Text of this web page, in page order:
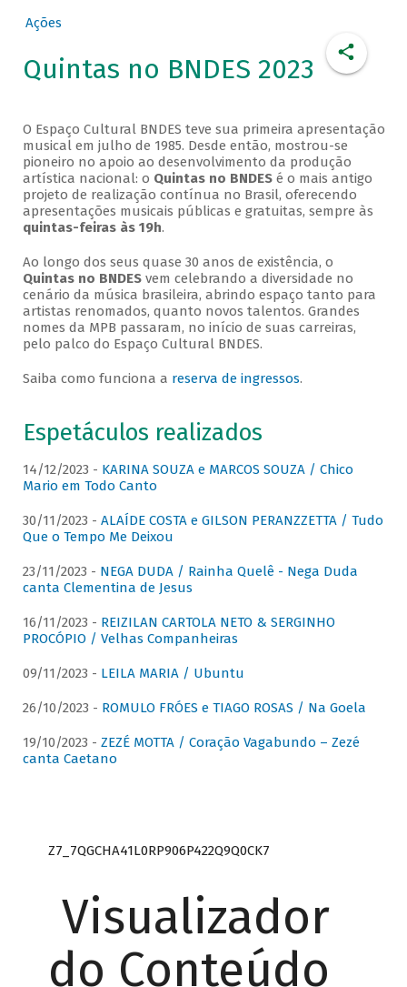
Ações
Quintas no BNDES 2023
O Espaço Cultural BNDES teve sua primeira apresentação
musical em julho de 1985. Desde então, mostrou-se
pioneiro no apoio ao desenvolvimento da produção
artística nacional: o Quintas no BNDESé o mais antigo
projeto de realização contínua no Brasil, oferecendo
apresentações musicais públicas e gratuitas, sempre às
quintas-feiras às 19h.
Ao longo dos seus quase 30 anos de existência, o
Quintas no BNDESvem celebrando a diversidade no
cenário da música brasileira, abrindo espaço tanto para
artistas renomados, quanto novos talentos. Grandes
nomes da MPB passaram, no início de suas carreiras,
pelo palco do Espaço Cultural BNDES.
Saiba como funciona a reserva de ingressos.
Espetáculos realizados
14/12/2023 - KARINA SOUZA e MARCOS SOUZA / Chico
Mario em Todo Canto
30/11/2023 - ALAÍDE COSTA e GILSON PERANZZETTA / Tudo
Que o Tempo Me Deixou
23/11/2023 - NEGA DUDA / Rainha Quelê - Nega Duda
canta Clementina de Jesus
16/11/2023 - REIZILAN CARTOLA NETO & SERGINHO
PROCÓPIO / Velhas Companheiras
09/11/2023 - LEILA MARIA / Ubuntu
26/10/2023 - ROMULO FRÓES e TIAGO ROSAS / Na Goela
19/10/2023 - ZEZÉ MOTTA / Coração Vagabundo – Zezé
canta Caetano
Z7_7QGCHA41L0RP906P422Q9Q0CK7
Visualizador
do Conteúdo